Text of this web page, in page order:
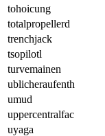
tohoicung
totalpropellerd
trenchjack
tsopilotl
turvemainen
ublicheraufenth
umud
uppercentralfac
uyaga